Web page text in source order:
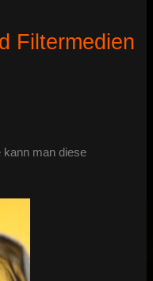
Filtermedien
kann man diese